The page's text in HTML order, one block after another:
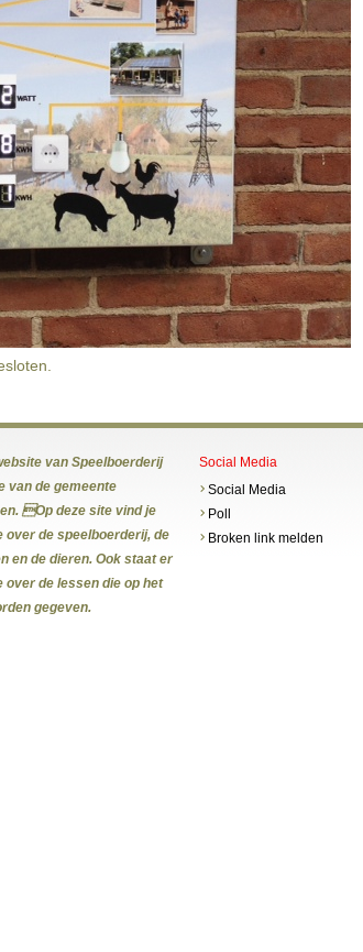
van Speelboerderij
van de gemeente
Op deze site vind je
over de speelboerderij, de
en de dieren. Ook staat er
over de lessen die op het
gegeven.
Social Media
Social Media
Poll
Broken link melden